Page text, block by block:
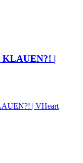
KLAUEN?! |
| VHeart